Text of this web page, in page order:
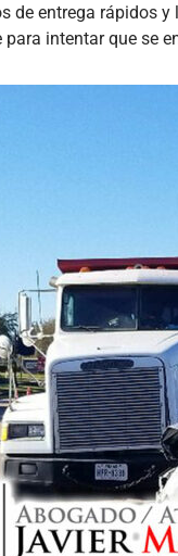
de entrega rápidos
para intentar que se
De La Barca
★★★
experiencia y